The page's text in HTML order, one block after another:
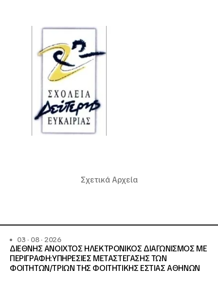
Σχετικά Αρχεία
03 · 08 · 2026
ΔΙΕΘΝΗΣ ΑΝΟΙΧΤΟΣ ΗΛΕΚΤΡΟΝΙΚΟΣ ΔΙΑΓΩΝΙΣΜΟΣ ΜΕ
ΠΕΡΙΓΡΑΦΗ:ΥΠΗΡΕΣΙΕΣ METAΣΤΕΓΑΣΗΣ ΤΩΝ
ΦΟΙΤΗΤΩΝ/ΤΡΙΩΝ ΤΗΣ ΦΟΙΤΗΤΙΚΗΣ ΕΣΤΙΑΣ ΑΘΗΝΩΝ